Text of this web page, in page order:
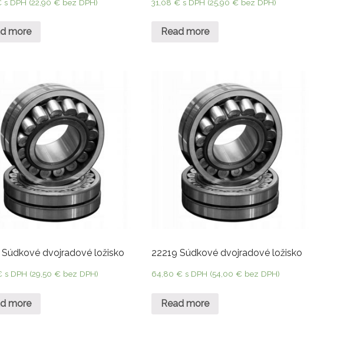
s DPH (22,90€ bez DPH)
more
31,08 € s DPH (25,90 €bez DPH)
Read more
Súdkové dvojradové ložisko
s DPH (29,50€ bez DPH)
more
22219 Súdkové dvojradové ložisko
64,80 € s DPH (54,00 €bez DPH)
Read more